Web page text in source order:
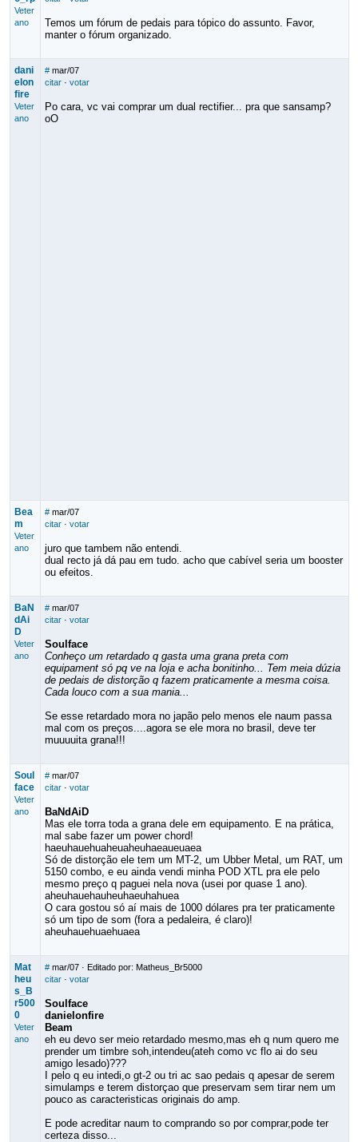
Veter
ano
Temos um fórum de pedais para tópico do assunto. Favor,
manter o fórum organizado.
dani
elon
fire
Veter
ano
# mar/07
citar· votar
Po cara, vc vai comprar um dual rectifier... pra que sansamp?
oO
Bea
m
Veter
ano
# mar/07
citar· votar
juro que tambem não entendi.
dual recto já dá pau em tudo. acho que cabível seria um booster
ou efeitos.
BaN
dAi
D
Veter
ano
# mar/07
citar· votar
Soulface
Conheço um retardado q gasta uma grana preta com
equipament só pq ve na loja e acha bonitinho... Tem meia dúzia
de pedais de distorção q fazem praticamente a mesma coisa.
Cada louco com a sua mania...
Se esse retardado mora no japão pelo menos ele naum passa
mal com os preços....agora se ele mora no brasil, deve ter
muuuuita grana!!!
Soul
face
Veter
ano
# mar/07
citar· votar
BaNdAiD
Mas ele torra toda a grana dele em equipamento. E na prática,
mal sabe fazer um power chord!
haeuhauehuaheuaheuhaeaueuaea
Só de distorção ele tem um MT-2, um Ubber Metal, um RAT, um
5150 combo, e eu ainda vendi minha POD XTL pra ele pelo
mesmo preço q paguei nela nova (usei por quase 1 ano).
aheuhauehauheuhaeuhahuea
O cara gostou só aí mais de 1000 dólares pra ter praticamente
só um tipo de som (fora a pedaleira, é claro)!
aheuhauehuaehuaea
Mat
heu
s_B
r500
0
Veter
ano
# mar/07· Editado por: Matheus_Br5000
citar· votar
Soulface
danielonfire
Beam
eh eu devo ser meio retardado mesmo,mas eh q num quero me
prender um timbre soh,intendeu(ateh como vc flo ai do seu
amigo lesado)???
I pelo q eu intedi,o gt-2 ou tri ac sao pedais q apesar de serem
simulamps e terem distorçao que preservam sem tirar nem um
pouco as caracteristicas originais do amp.
E pode acreditar naum to comprando so por comprar,pode ter
certeza disso...